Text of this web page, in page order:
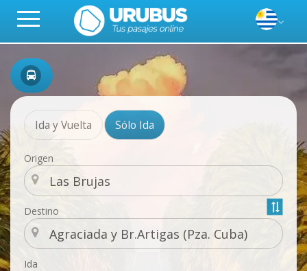
Ida y Vuelta Sólo Ida
Origen
Destino
Ida